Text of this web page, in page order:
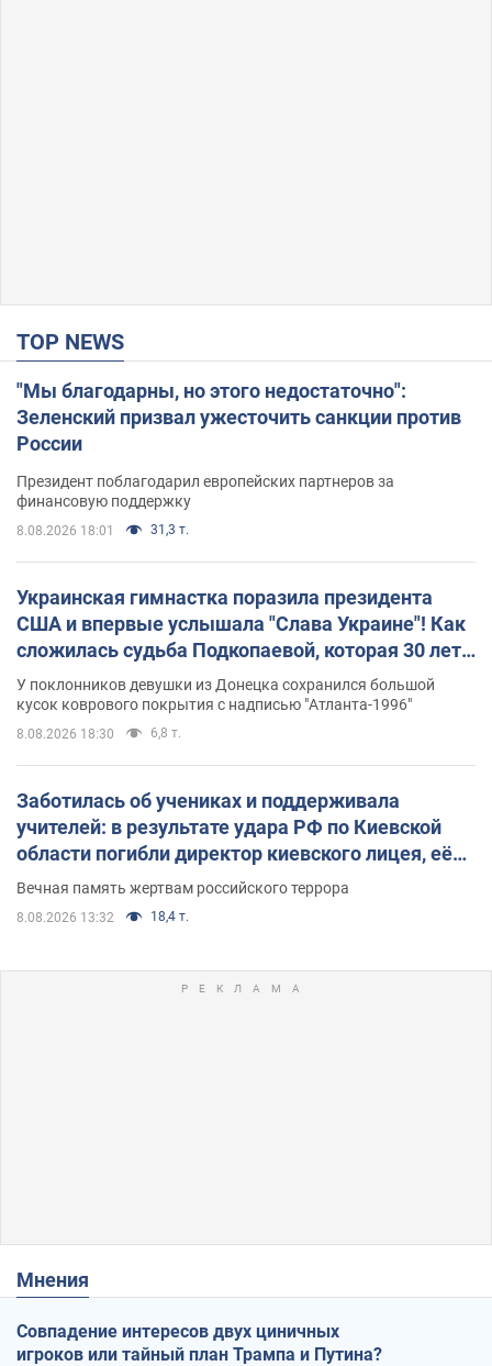
TOP NEWS
"Мы благодарны, но этого недостаточно":
Зеленский призвал ужесточить санкции против
России
Президент поблагодарил европейских партнеров за
финансовую поддержку
8.08.2026 18:01 31,3 т.
Украинская гимнастка поразила президента
США и впервые услышала "Слава Украине"! Как
сложилась судьба Подкопаевой, которая 30 лет
назад завоевала "золото" Олимпиады
У поклонников девушки из Донецка сохранился большой
кусок коврового покрытия с надписью "Атланта-1996"
8.08.2026 18:30 6,8 т.
Заботилась об учениках и поддерживала
учителей: в результате удара РФ по Киевской
области погибли директор киевского лицея, её
муж и внук
Вечная память жертвам российского террора
8.08.2026 13:32 18,4 т.
Мнения
Совпадение интересов двух циничных
игроков или тайный план Трампа и Путина?